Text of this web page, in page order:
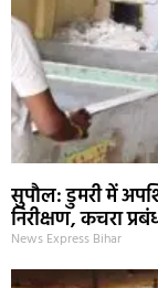
सुपौल: डुमरी में
निरीक्षण, कचरा
News Express Bihar